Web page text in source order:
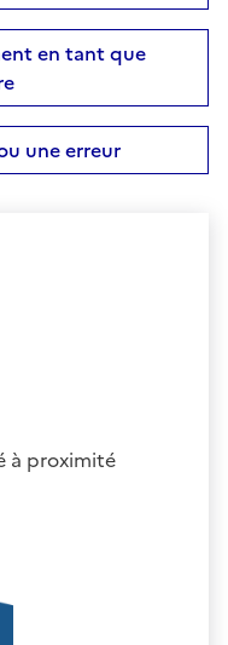
en tant que
une erreur
à proximité